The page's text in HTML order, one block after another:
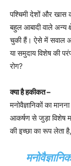
पश्चिमी देशों और खास
बहुल आबादी वाले अन्य
चुकी हैं। ऐसे में सवाल
या समुदाय विशेष की
रोग?
क्या है हकीकत –
मनोवैज्ञानिकों का
आकर्षण से जुड़ा विशेष
की इच्छा का रूप लेता